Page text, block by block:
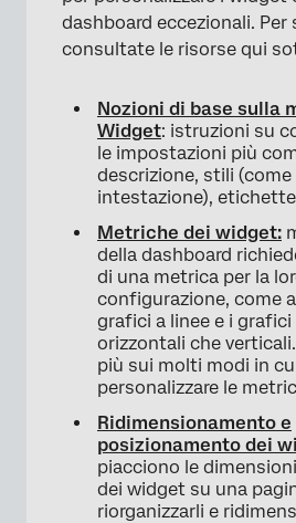
dashboard eccezionali. Per
consultate le risorse qui
Nozioni di base sulla
Widget: istruzioni su
le impostazioni più
descrizione, stili
intestazione),
Metriche dei widget:
della dashboard
di una metrica per la
configurazione, come
grafici a linee e i grafici
orizzontali che
più sui molti modi in
personalizzare le
Ridimensionamento e
posizionamento dei
piacciono le
dei widget su una
riorganizzarli e